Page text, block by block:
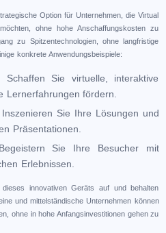
Option für Unternehmen, die Virtual
ohne hohe Anschaffungskosten zu
zu Spitzentechnologien, ohne langfristige
konkrete Anwendungsbeispiele:
Schaffen Sie virtuelle, interaktive
Lernerfahrungen fördern.
Inszenieren Sie Ihre Lösungen und
Präsentationen.
Sie Ihre Besucher mit
Erlebnissen.
innovativen Geräts auf und behalten
und mittelständische Unternehmen können
ohne in hohe Anfangsinvestitionen gehen zu